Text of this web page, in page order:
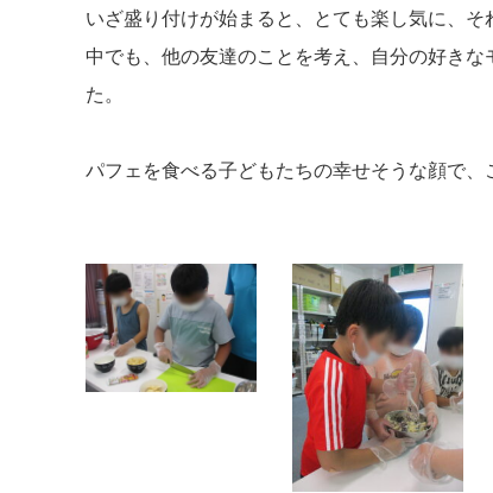
いざ盛り付けが始まると、とても楽し気に、
中でも、他の友達のことを考え、自分の好き
た。
パフェを食べる子どもたちの幸せそうな顔で、